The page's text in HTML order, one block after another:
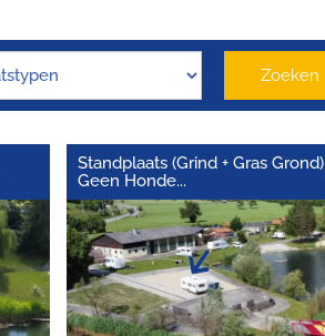
Zoeken
Standplaats (Grind + Gras Grond) |
Geen Honde...